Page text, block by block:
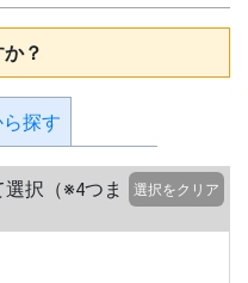
？
探す
択（※4つま
選択をクリア